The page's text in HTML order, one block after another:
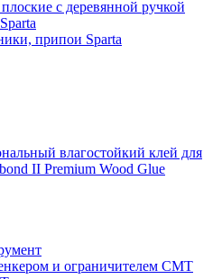
с деревянной ручкой
припои Sparta
влагостойкий клей для
II Premium Wood Glue
и ограничителем CMT